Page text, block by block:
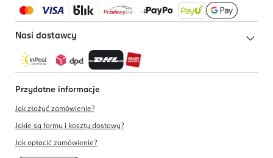
Nasi dostawcy
Przydatne informacje
Jak złożyć zamówienie?
Jakie są formy i koszty dostawy?
Jak opłacić zamówienie?